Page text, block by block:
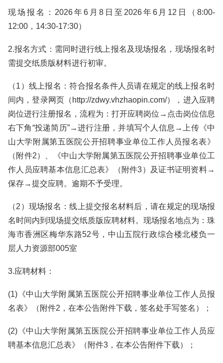
现场报名：2026年6月8日至2026年6月12日（8:00-
12:00，14:30-17:30）
2.报名方式：需同时进行线上报名及现场报名，现场报名时
需提交纸质版材料进行初审。
（1）线上报名：符合报名条件人员请在规定的线上报名时
间内，登录网页（http://zdwy.vhzhaopin.com/），进入应聘
岗位进行注册报名，流程为：打开应聘岗位→点击岗位信息
右下角“投递简历”→进行注册，并填写个人信息→上传《中
山大学附属第五医院公开招聘事业单位工作人员报名表》
（附件2）、《中山大学附属第五医院公开招聘事业单位工
作人员应聘基本信息汇总表》（附件3）及证书证明资料→
保存→提交应聘。逾期不予受理。
（2）现场报名：线上提交报名材料后，请在规定的现场报
名时间内到现场提交纸质版应聘材料。现场报名地点为：珠
海市香洲区梅华东路52号，中山五院行政综合楼北楼负一
层人力资源部005室
3.应聘材料：
(1)《中山大学附属第五医院公开招聘事业单位工作人员报
名表》（附件2，在本公告附件下载，签名处手写签名）；
(2)《中山大学附属第五医院公开招聘事业单位工作人员应
聘基本信息汇总表》（附件3，在本公告附件下载）；